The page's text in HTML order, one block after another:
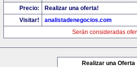
Precio:
Realizar una oferta!
Visitar!
analistadenegocios.com
Serán consideradas
Realizar una Oferta